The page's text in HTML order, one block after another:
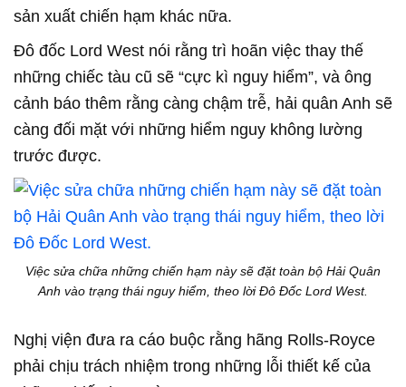
sản xuất chiến hạm khác nữa.
Đô đốc Lord West nói rằng trì hoãn việc thay thế
những chiếc tàu cũ sẽ “cực kì nguy hiểm”, và ông
cảnh báo thêm rằng càng chậm trễ, hải quân Anh sẽ
càng đối mặt với những hiểm nguy không lường
trước được.
Việc sửa chữa những chiến hạm này sẽ đặt toàn bộ Hải Quân
Anh vào trạng thái nguy hiểm, theo lời Đô Đốc Lord West.
Nghị viện đưa ra cáo buộc rằng hãng Rolls-Royce
phải chịu trách nhiệm trong những lỗi thiết kế của